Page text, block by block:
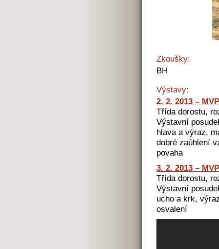
Zkoušky:
BH
Výstavy:
2. 2. 2013 –
Třída dorostu,
Výstavní
hlava a výraz,
dobré zaúhlení
povaha
3. 2. 2013 –
Třída dorostu,
Výstavní
ucho a krk,
osvalení